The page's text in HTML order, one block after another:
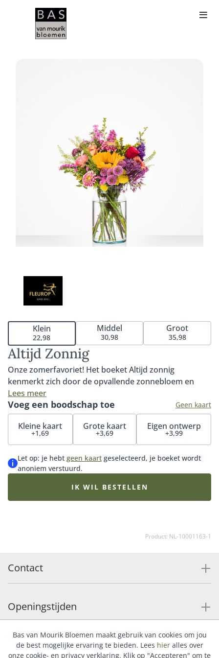
Altijd Zonnig
Onze zomerfavoriet! Het boeket Altijd zonnig
kenmerkt zich door de opvallende zonnebloem en
kleurrijke seizoensbloemen. Een mooi en speels
boeket en perfect voor op de salontafel of in de
keuken. Een ware eyecatcher en gevuld met de
mooiste en meest verse bloemen. Om dagen lang van
verrassing.
Lees meer
Klein
22,98
Middel
30,98
Groot
35,98
Voeg een boodschap toe Geen kaart
Kleine kaart
+1,69
Grote kaart
+3,69
Eigen ontwerp
+3,99
Let op: je hebt geen kaart geselecteerd, je boeket wordt
anoniem verstuurd.
IK WIL BESTELLEN
Product: NL-10001163-1
Contact
Openingstijden
Service
Bas van Mourik Bloemen maakt gebruik van cookies om jou
de best mogelijke ervaring te bieden. Lees hieralles over
onze cookie- en privacy verklaring. Klik op "Accepteren" om te